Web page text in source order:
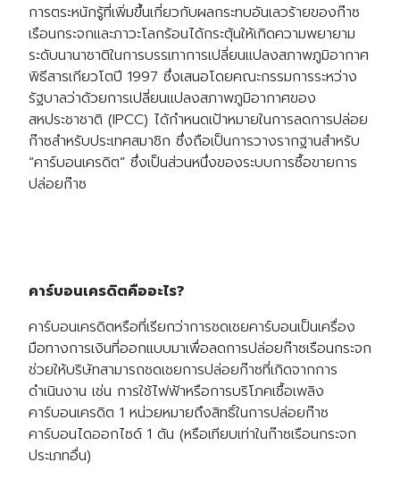
การตระหนักรู้ที่เพิ่มขึ้นเกี่ยวกับผลกระทบอันเลวร้ายของก๊าซ
เรือนกระจกและภาวะโลกร้อนได้กระตุ้นให้เกิดความพยายาม
ระดับนานาชาติในการบรรเทาการเปลี่ยนแปลงสภาพภูมิอากาศ
พิธีสารเกียวโตปี 1997 ซึ่งเสนอโดยคณะกรรมการระหว่าง
รัฐบาลว่าด้วยการเปลี่ยนแปลงสภาพภูมิอากาศของ
สหประชาชาติ (IPCC) ได้กำหนดเป้าหมายในการลดการปล่อย
ก๊าซสำหรับประเทศสมาชิก ซึ่งถือเป็นการวางรากฐานสำหรับ
“คาร์บอนเครดิต” ซึ่งเป็นส่วนหนึ่งของระบบการซื้อขายการ
ปล่อยก๊าซ
คาร์บอนเครดิตคืออะไร?
คาร์บอนเครดิตหรือที่เรียกว่าการชดเชยคาร์บอนเป็นเครื่อง
มือทางการเงินที่ออกแบบมาเพื่อลดการปล่อยก๊าซเรือนกระจก
ช่วยให้บริษัทสามารถชดเชยการปล่อยก๊าซที่เกิดจากการ
ดำเนินงาน เช่น การใช้ไฟฟ้าหรือการบริโภคเชื้อเพลิง
คาร์บอนเครดิต 1 หน่วยหมายถึงสิทธิ์ในการปล่อยก๊าซ
คาร์บอนไดออกไซด์ 1 ตัน (หรือเทียบเท่าในก๊าซเรือนกระจก
ประเภทอื่น)